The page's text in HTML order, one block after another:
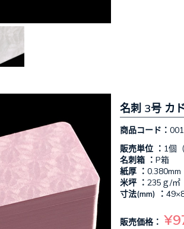
名刺 3号 カ
商品コード：
販売単位 ： 1個
名刺箱 ： P箱
紙厚 ： 0.380mm
米坪 ： 235ｇ/㎡
寸法(mm) ：
販売価格：